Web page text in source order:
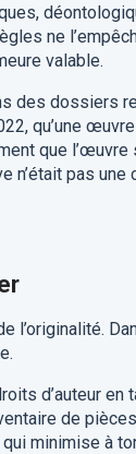
ne
valable.
des dossiers
qu’une
que
pas une
l’originalité.
d’auteur en
de
minimise à